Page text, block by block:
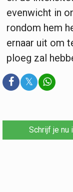
evenwicht in
rondom hem
ernaar uit om
ploeg zal
𝕏
Schrijf je nu